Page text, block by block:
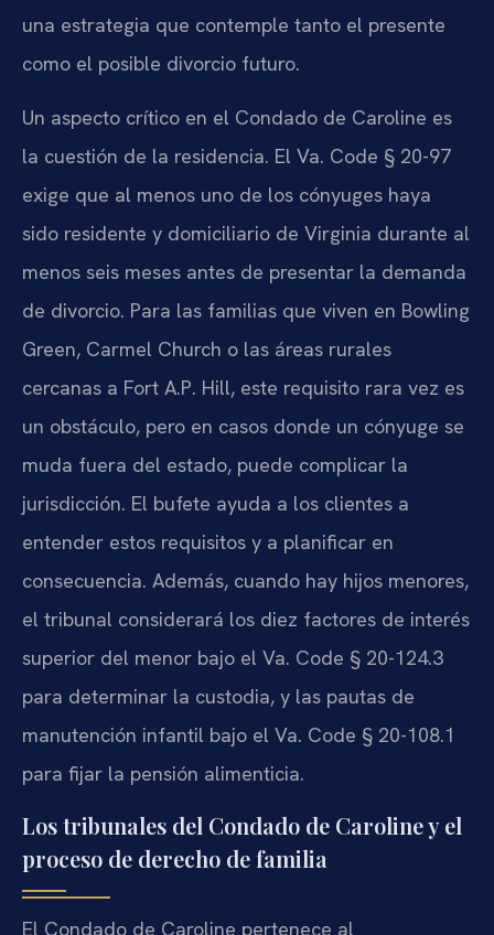
una estrategia que contemple tanto el presente
como el posible divorcio futuro.
Un aspecto crítico en el Condado de Caroline es
la cuestión de la residencia. El Va. Code § 20-97
exige que al menos uno de los cónyuges haya
sido residente y domiciliario de Virginia durante al
menos seis meses antes de presentar la demanda
de divorcio. Para las familias que viven en Bowling
Green, Carmel Church o las áreas rurales
cercanas a Fort A.P. Hill, este requisito rara vez es
un obstáculo, pero en casos donde un cónyuge se
muda fuera del estado, puede complicar la
jurisdicción. El bufete ayuda a los clientes a
entender estos requisitos y a planificar en
consecuencia. Además, cuando hay hijos menores,
el tribunal considerará los diez factores de interés
superior del menor bajo el Va. Code § 20-124.3
para determinar la custodia, y las pautas de
manutención infantil bajo el Va. Code § 20-108.1
para fijar la pensión alimenticia.
Los tribunales del Condado de Caroline y el
proceso de derecho de familia
El Condado de Caroline pertenece al